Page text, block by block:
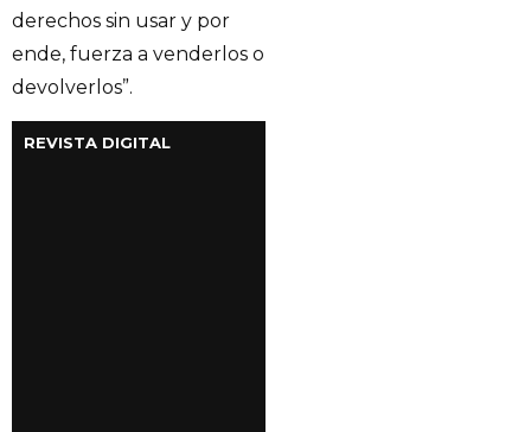
derechos sin usar y por
ende, fuerza a venderlos o
devolverlos”.
REVISTA DIGITAL